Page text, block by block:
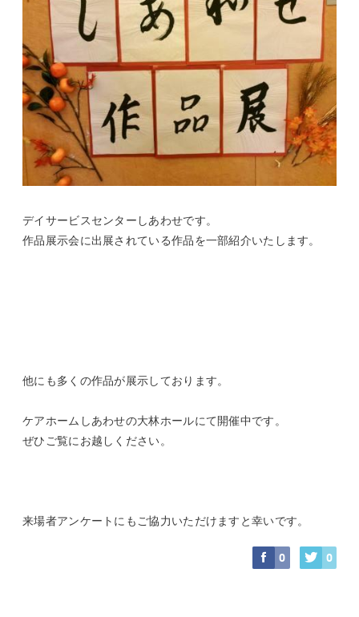
デイサービスセンターしあわせです。
作品展示会に出展されている作品を一部紹介いたします。
他にも多くの作品が展示しております。
ケアホームしあわせの大林ホールにて開催中です。
ぜひご覧にお越しください。
来場者アンケートにもご協力いただけますと幸いです。
0 0